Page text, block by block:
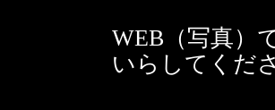
WEB（写真）
いらしてくだ